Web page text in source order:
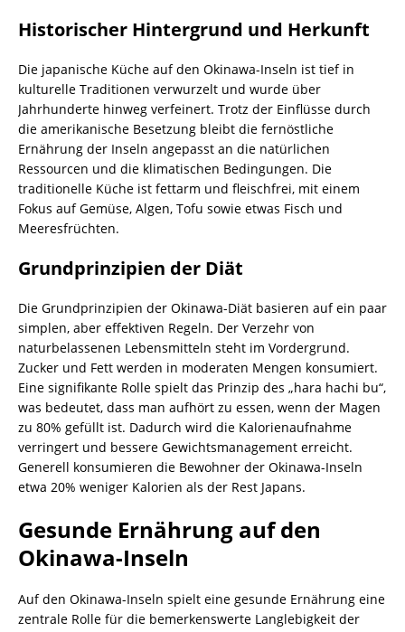
Historischer Hintergrund und Herkunft
Die japanische Küche auf den Okinawa-Inseln ist tief in
kulturelle Traditionen verwurzelt und wurde über
Jahrhunderte hinweg verfeinert. Trotz der Einflüsse durch
die amerikanische Besetzung bleibt die fernöstliche
Ernährung der Inseln angepasst an die natürlichen
Ressourcen und die klimatischen Bedingungen. Die
traditionelle Küche ist fettarm und fleischfrei, mit einem
Fokus auf Gemüse, Algen, Tofu sowie etwas Fisch und
Meeresfrüchten.
Grundprinzipien der Diät
Die Grundprinzipien der Okinawa-Diät basieren auf ein paar
simplen, aber effektiven Regeln. Der Verzehr von
naturbelassenen Lebensmitteln steht im Vordergrund.
Zucker und Fett werden in moderaten Mengen konsumiert.
Eine signifikante Rolle spielt das Prinzip des „hara hachi bu“,
was bedeutet, dass man aufhört zu essen, wenn der Magen
zu 80% gefüllt ist. Dadurch wird die Kalorienaufnahme
verringert und bessere Gewichtsmanagement erreicht.
Generell konsumieren die Bewohner der Okinawa-Inseln
etwa 20% weniger Kalorien als der Rest Japans.
Gesunde Ernährung auf den
Okinawa-Inseln
Auf den Okinawa-Inseln spielt eine gesunde Ernährung eine
zentrale Rolle für die bemerkenswerte Langlebigkeit der